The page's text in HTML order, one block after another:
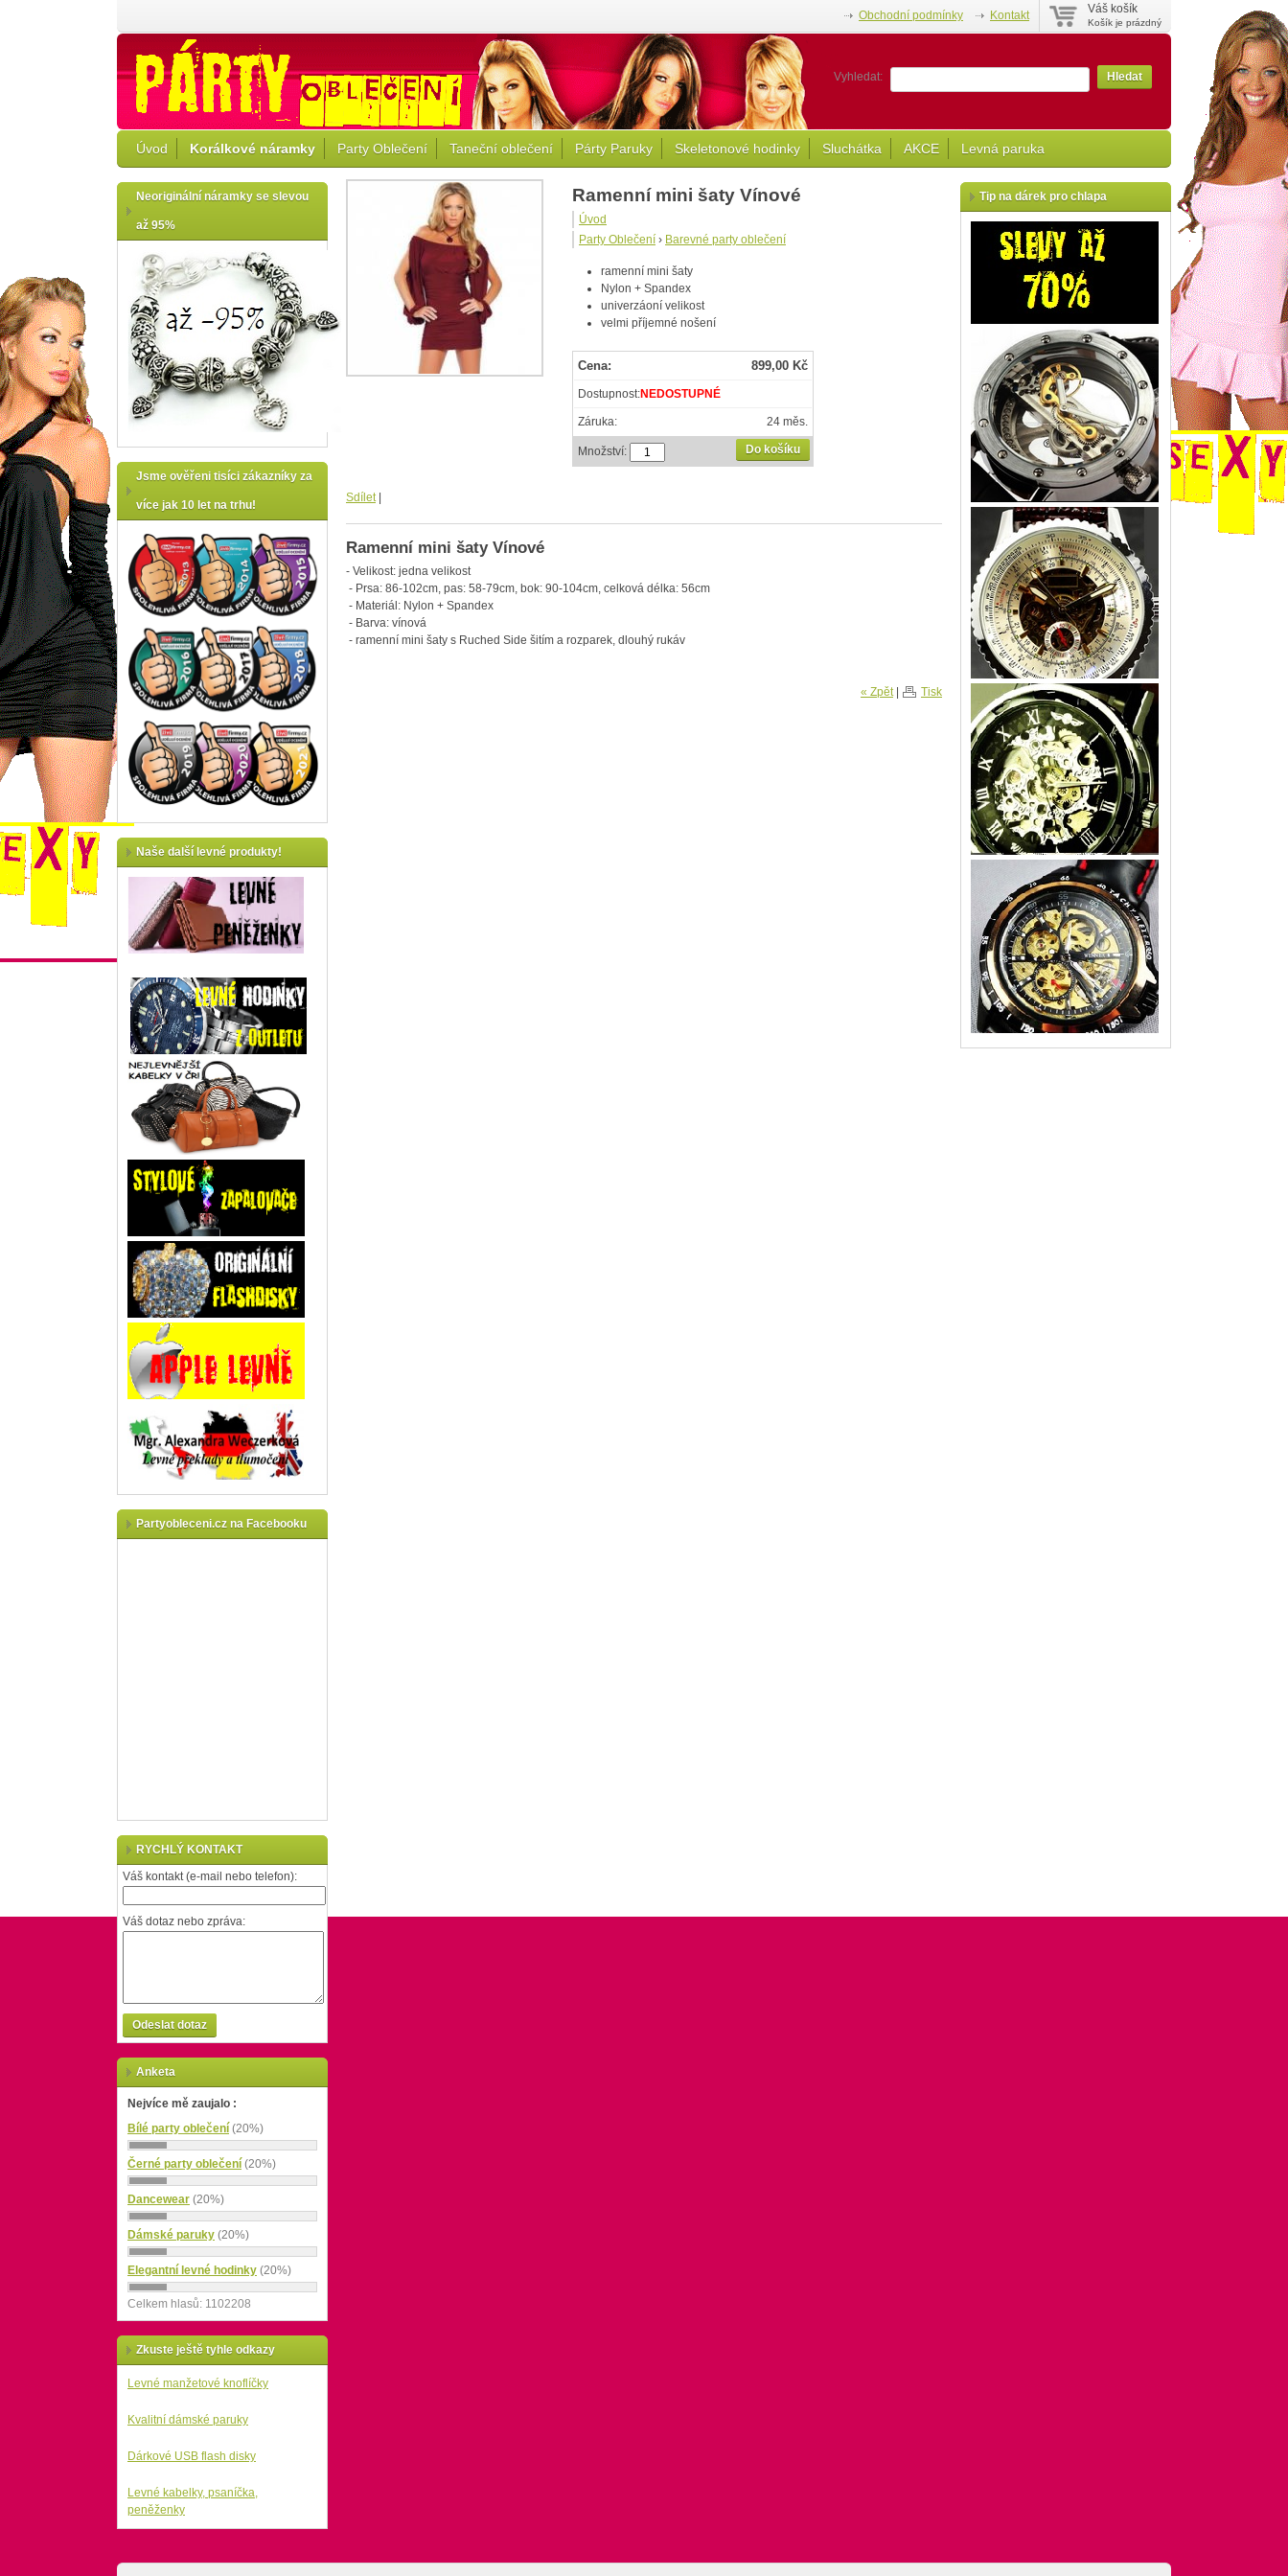
Váš košík
Košík je prázdný
Obchodní podmínky Kontakt
Vyhledat: Hledat
Úvod Korálkové náramky Party Oblečení Taneční oblečení Párty Paruky Skeletonové hodinky Sluchátka AKCE Levná paruka
Ramenní mini šaty Vínové
Úvod
Party Oblečení › Barevné party oblečení
ramenní mini šaty
Nylon + Spandex
univerzáoní velikost
velmi příjemné nošení
Cena: 899,00 Kč
Dostupnost:NEDOSTUPNÉ
Záruka: 24 měs.
Do košíku
Množství:
Sdílet
Ramenní mini šaty Vínové
- Velikost: jedna velikost
- Prsa: 86-102cm, pas: 58-79cm, bok: 90-104cm, celková délka: 56cm
- Materiál: Nylon + Spandex
- Barva: vínová
- ramenní mini šaty s Ruched Side šitím a rozparek, dlouhý rukáv
« Zpět| Tisk
Neoriginální náramky se slevou
až 95%
Jsme ověřeni tisíci zákazníky za
více jak 10 let na trhu!
Naše další levné produkty!
Partyobleceni.cz na Facebooku
RYCHLÝ KONTAKT
Váš kontakt (e-mail nebo telefon):
Váš dotaz nebo zpráva:
Odeslat dotaz
Anketa
Nejvíce mě zaujalo :
Bílé party oblečení (20%)
Černé party oblečení (20%)
Dancewear (20%)
Dámské paruky (20%)
Elegantní levné hodinky (20%)
Celkem hlasů: 1102208
Zkuste ještě tyhle odkazy
Levné manžetové knoflíčky
Kvalitní dámské paruky
Dárkové USB flash disky
Levné kabelky, psaníčka,
peněženky
Tip na dárek pro chlapa